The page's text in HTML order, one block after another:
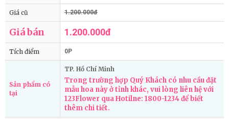
Giá cũ 1.200.000đ
Giá bán 1.200.000đ
Tích điểm 0P
Sản phẩm có
tại
TP. Hồ Chí Minh
Trong trường hợp Quý Khách có nhu cầu đặt
mẫu hoa này ở tỉnh khác, vui lòng liên hệ với
123Flower qua Hotilne: 1800-1234 để biết
thêm chi tiết.